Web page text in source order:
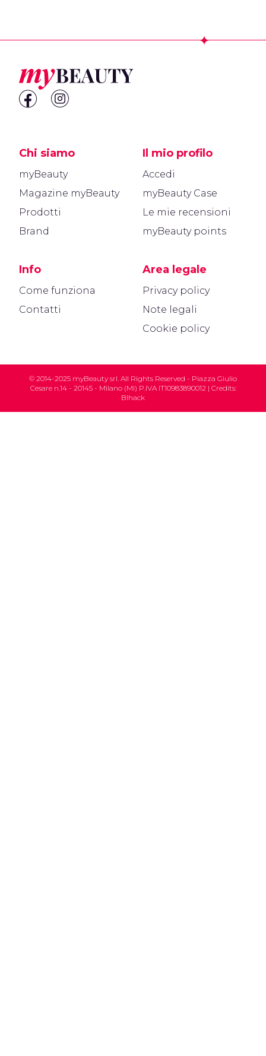
Chi siamo
myBeauty
Magazine myBeauty
Prodotti
Brand
Info
Come funziona
Contatti
Il mio profilo
Accedi
myBeauty Case
Le mie recensioni
myBeauty points
Area legale
Privacy policy
Note legali
Cookie policy
© 2014-2025 myBeauty srl. All Rights Reserved - Piazza Giulio
Cesare n.14 - 20145 - Milano (MI) P.IVA IT10983890012 | Credits:
Blhack